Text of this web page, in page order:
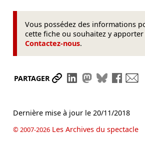
Vous possédez des informations
cette fiche ou souhaitez y apporter
Contactez-nous.
PARTAGER Partager le lien
Partager sur
Partager sur
Dernière mise à jour le 20/11/2018
© 2007-2026Les Archives du spectacle